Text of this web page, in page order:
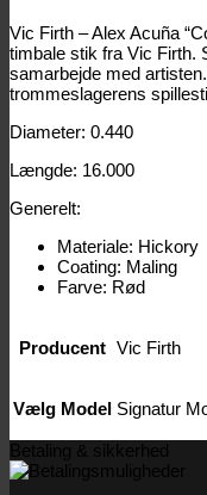
Vic Firth – Alex Acuña
timbale stik fra Vic Firth.
samarbejde med
trommeslagerens
Diameter: 0.440
Længde: 16.000
Generelt:
Materiale: Hickory
Coating: Maling
Farve: Rød
Producent Vic Firth
Vælg Model Signatur
Betaling & sikkerhed